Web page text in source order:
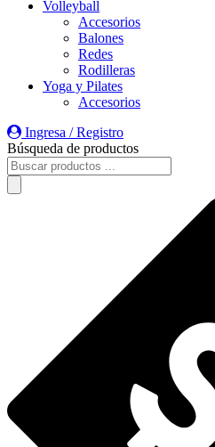
Volleyball
Accesorios
Balones
Redes
Rodilleras
Yoga y Pilates
Accesorios
Ingresa / Registro
Búsqueda de productos